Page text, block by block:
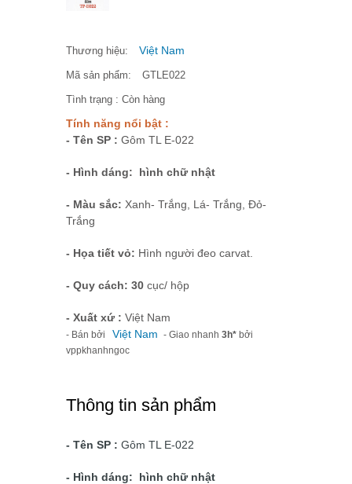
Thương hiệu: Việt Nam
Mã sản phẩm: GTLE022
Tình trạng : Còn hàng
Tính năng nổi bật :
- Tên SP : Gôm TL E-022
- Hình dáng: hình chữ nhật
- Màu sắc: Xanh- Trắng, Lá- Trắng, Đỏ-
Trắng
- Họa tiết vỏ: Hình người đeo carvat.
- Quy cách: 30 cục/ hộp
- Xuất xứ : Việt Nam
- Bán bởi Việt Nam - Giao nhanh 3h* bởi
vppkhanhngoc
Thông tin sản phẩm
- Tên SP : Gôm TL E-022
- Hình dáng: hình chữ nhật